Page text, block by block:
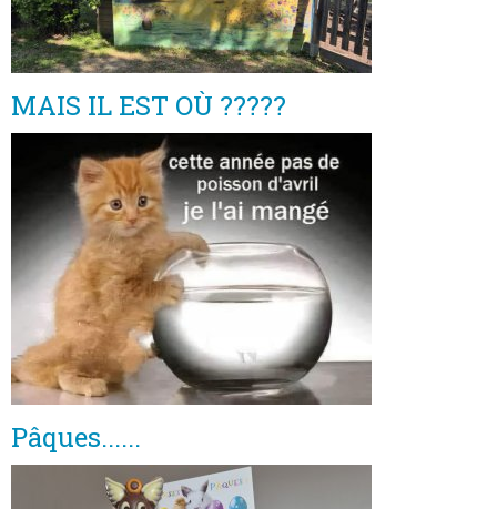
MAIS IL EST OÙ ?????
Pâques......